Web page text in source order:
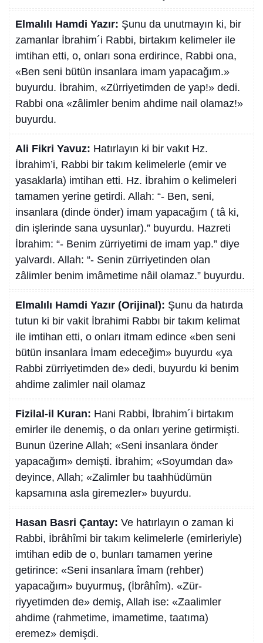
Elmalılı Hamdi Yazır: Şunu da unutmayın ki, bir
zamanlar İbrahim´i Rabbi, birtakım kelimeler ile
imtihan etti, o, onları sona erdirince, Rabbi ona,
«Ben seni bütün insanlara imam yapacağım.»
buyurdu. İbrahim, «Zürriyetimden de yap!» dedi.
Rabbi ona «zâlimler benim ahdime nail olamaz!»
buyurdu.
Ali Fikri Yavuz: Hatırlayın ki bir vakıt Hz.
İbrahim’i, Rabbi bir takım kelimelerle (emir ve
yasaklarla) imtihan etti. Hz. İbrahim o kelimeleri
tamamen yerine getirdi. Allah: “- Ben, seni,
insanlara (dinde önder) imam yapacağım ( tâ ki,
din işlerinde sana uysunlar).” buyurdu. Hazreti
İbrahim: “- Benim zürriyetimi de imam yap.” diye
yalvardı. Allah: “- Senin zürriyetinden olan
zâlimler benim imâmetime nâil olamaz.” buyurdu.
Elmalılı Hamdi Yazır (Orijinal): Şunu da hatırda
tutun ki bir vakit İbrahimi Rabbı bir takım kelimat
ile imtihan etti, o onları itmam edince «ben seni
bütün insanlara İmam edeceğim» buyurdu «ya
Rabbi zürriyetimden de» dedi, buyurdu ki benim
ahdime zalimler nail olamaz
Fizilal-il Kuran: Hani Rabbi, İbrahim´i birtakım
emirler ile denemiş, o da onları yerine getirmişti.
Bunun üzerine Allah; «Seni insanlara önder
yapacağım» demişti. İbrahim; «Soyumdan da»
deyince, Allah; «Zalimler bu taahhüdümün
kapsamına asla giremezler» buyurdu.
Hasan Basri Çantay: Ve hatırlayın o zaman ki
Rabbi, İbrâhîmi bir takım kelimelerle (emirleriyle)
imtihan edib de o, bunları tamamen yerine
getirince: «Seni insanlara îmam (rehber)
yapacağım» buyurmuş, (İbrâhîm). «Zür-
riyyetimden de» demiş, Allah ise: «Zaalimler
ahdime (rahmetime, imametime, taatıma)
eremez» demişdi.